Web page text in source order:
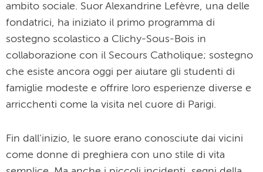
ambito sociale. Suor Alexandrine Lefèvre, una delle
fondatrici, ha iniziato il primo programma di
sostegno scolastico a Clichy-Sous-Bois in
collaborazione con il Secours Catholique; sostegno
che esiste ancora oggi per aiutare gli studenti di
famiglie modeste e offrire loro esperienze diverse e
arricchenti come la visita nel cuore di Parigi.
Fin dall'inizio, le suore erano conosciute dai vicini
come donne di preghiera con uno stile di vita